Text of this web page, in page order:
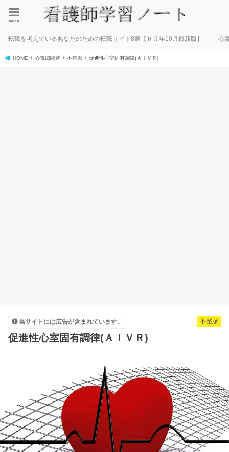
menu
転職を考えているあなたのための転職サイト8選【Ｒ元年10月最新版】 心
HOME 心電図関連 不整脈 促進性心室固有調律(ＡＩＶＲ)
不整脈
当サイトには広告が含まれています。
促進性心室固有調律(ＡＩＶＲ)